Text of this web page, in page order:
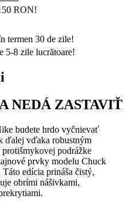
RON!
termen 30 de zile!
5-8 zile lucrătoare!
NEDÁ ZASTAVIŤ
budete hrdo vyčnievať
ďalej vďaka robustným
podrážke
prvky modelu Chuck
edícia prináša čistý,
obrími nášivkami,